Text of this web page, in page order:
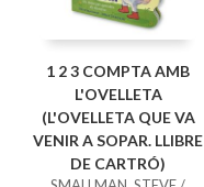
1 2 3 COMPTA AMB
L'OVELLETA
(L'OVELLETA QUE VA
VENIR A SOPAR. LLIBRE
DE CARTRÓ)